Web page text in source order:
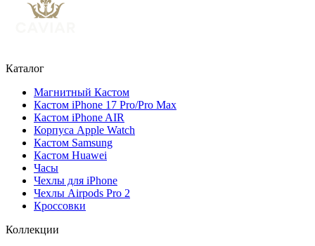
Каталог
Магнитный Кастом
Кастом iPhone 17 Pro/Pro Max
Кастом iPhone AIR
Корпуса Apple Watch
Кастом Samsung
Кастом Huawei
Часы
Чехлы для iPhone
Чехлы Airpods Pro 2
Кроссовки
Коллекции